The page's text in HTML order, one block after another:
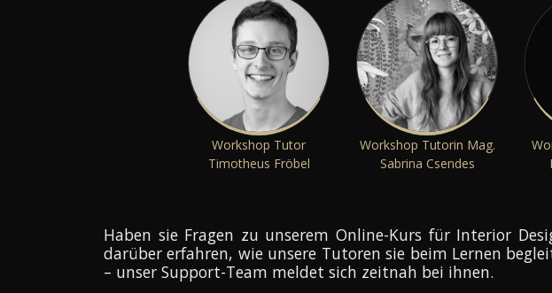
Workshop Tutor
Timotheus Fröbel
Workshop Tutorin Mag.
Sabrina Csendes
Haben sie Fragen zu unserem Online-Kurs für Interior
darüber erfahren, wie unsere Tutoren sie beim Lernen
– unser Support-Team meldet sich zeitnah bei ihnen.